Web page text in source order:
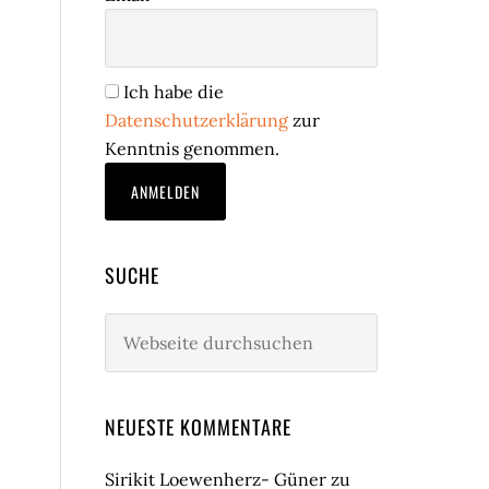
Ich habe die
Datenschutzerklärung zur
Kenntnis genommen.
SUCHE
durchsuchen
NEUESTE KOMMENTARE
Sirikit Loewenherz- Güner zu